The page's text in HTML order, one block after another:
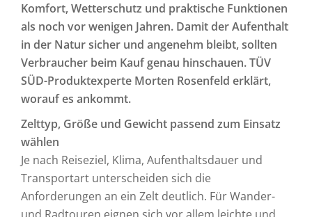
Komfort, Wetterschutz und praktische Funktionen
als noch vor wenigen Jahren. Damit der Aufenthalt
in der Natur sicher und angenehm bleibt, sollten
Verbraucher beim Kauf genau hinschauen. TÜV
SÜD-Produktexperte Morten Rosenfeld erklärt,
worauf es ankommt.
Zelttyp, Größe und Gewicht passend zum Einsatz
wählen
Je nach Reiseziel, Klima, Aufenthaltsdauer und
Transportart unterscheiden sich die
Anforderungen an ein Zelt deutlich. Für Wander-